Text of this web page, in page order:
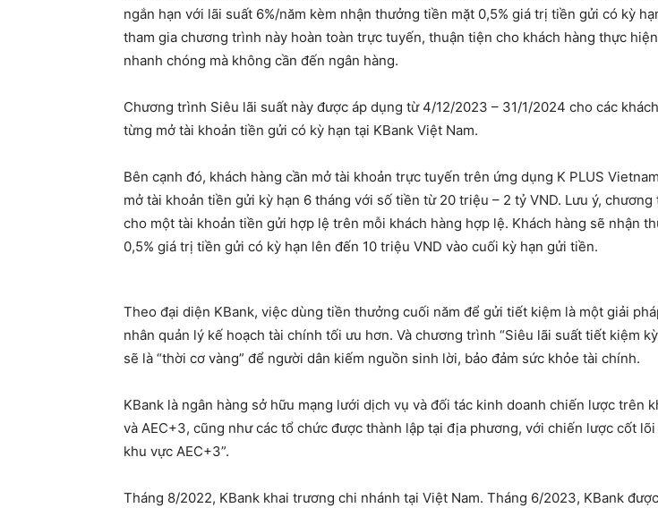
ngắn hạn với lãi suất 6%/năm kèm nhận thưởng tiền mặt 0,5% giá trị tiền gửi có kỳ
tham gia chương trình này hoàn toàn trực tuyến, thuận tiện cho khách hàng thực
nhanh chóng mà không cần đến ngân hàng.
Chương trình Siêu lãi suất này được áp dụng từ 4/12/2023 – 31/1/2024 cho các
từng mở tài khoản tiền gửi có kỳ hạn tại KBank Việt Nam.
Bên cạnh đó, khách hàng cần mở tài khoản trực tuyến trên ứng dụng K PLUS
mở tài khoản tiền gửi kỳ hạn 6 tháng với số tiền từ 20 triệu – 2 tỷ VND. Lưu ý, chương
cho một tài khoản tiền gửi hợp lệ trên mỗi khách hàng hợp lệ. Khách hàng sẽ nhận
0,5% giá trị tiền gửi có kỳ hạn lên đến 10 triệu VND vào cuối kỳ hạn gửi tiền.
Theo đại diện KBank, việc dùng tiền thưởng cuối năm để gửi tiết kiệm là một giải
nhân quản lý kế hoạch tài chính tối ưu hơn. Và chương trình “Siêu lãi suất tiết kiệm
sẽ là “thời cơ vàng” để người dân kiếm nguồn sinh lời, bảo đảm sức khỏe tài chính.
KBank là ngân hàng sở hữu mạng lưới dịch vụ và đối tác kinh doanh chiến lược trên
và AEC+3, cũng như các tổ chức được thành lập tại địa phương, với chiến lược cốt lõi
khu vực AEC+3”.
Tháng 8/2022, KBank khai trương chi nhánh tại Việt Nam. Tháng 6/2023, KBank